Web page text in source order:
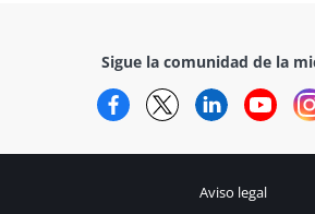
Sigue la comunidad de la
FacebookTwitterLinkedIn
Aviso legal